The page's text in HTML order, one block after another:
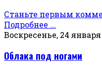
Станьте первым
Подробнее ...
Воскресенье, 24 января
Облака под ногами